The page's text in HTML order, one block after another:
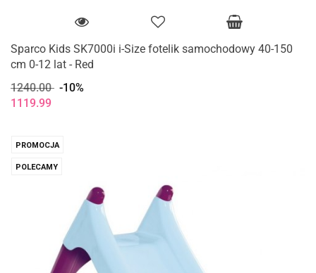
Sparco Kids SK7000i i-Size fotelik samochodowy 40-150
cm 0-12 lat - Red
1240.00 -10%
1119.99
PROMOCJA
POLECAMY